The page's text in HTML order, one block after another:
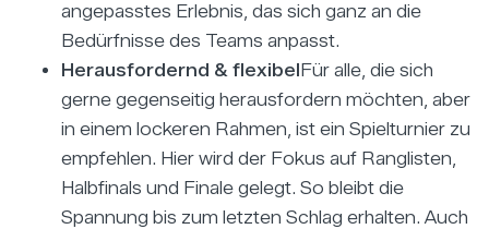
angepasstes Erlebnis, das sich ganz an die
Bedürfnisse des Teams anpasst.
Herausfordernd & flexibelFür alle, die sich
gerne gegenseitig herausfordern möchten, aber
in einem lockeren Rahmen, ist ein Spielturnier zu
empfehlen. Hier wird der Fokus auf Ranglisten,
Halbfinals und Finale gelegt. So bleibt die
Spannung bis zum letzten Schlag erhalten. Auch